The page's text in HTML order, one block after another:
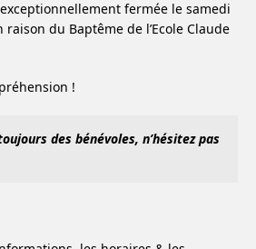
fermée le samedi
du Baptême de l’Ecole Claude
!
des bénévoles, n’hésitez pas